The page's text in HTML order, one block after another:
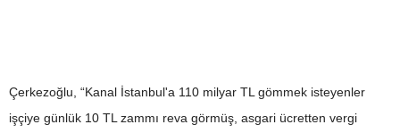
Çerkezoğlu, “Kanal İstanbul'a 110 milyar TL gömmek isteyenler
işçiye günlük 10 TL zammı reva görmüş, asgari ücretten vergi